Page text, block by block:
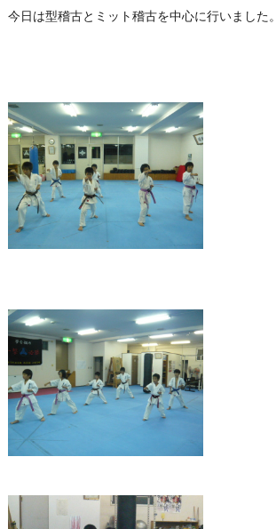
今日は型稽古とミット稽古を中心に行いました。